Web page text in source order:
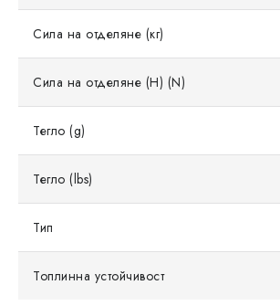
Сила на отделяне (кг)
Сила на отделяне (Н) (N)
Тегло (g)
Тегло (lbs)
Тип
Топлинна устойчивост